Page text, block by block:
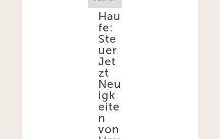
Hau
fe:
Ste
uer
Jet
zt
Neu
igk
eite
n
von